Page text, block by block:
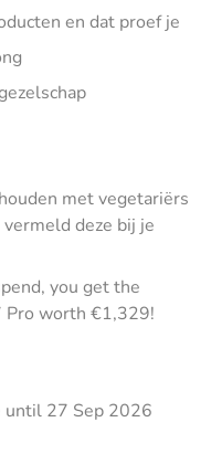
en dat proef je
met vegetariërs
deze bij je
you get the
Pro worth €1,329!
until 27 Sep 2026